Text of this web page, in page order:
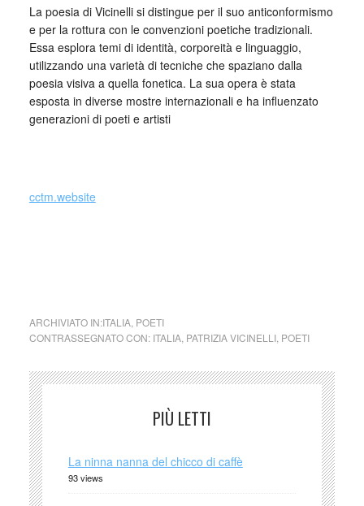
La poesia di Vicinelli si distingue per il suo anticonformismo
e per la rottura con le convenzioni poetiche tradizionali.
Essa esplora temi di identità, corporeità e linguaggio,
utilizzando una varietà di tecniche che spaziano dalla
poesia visiva a quella fonetica. La sua opera è stata
esposta in diverse mostre internazionali e ha influenzato
generazioni di poeti e artisti
cctm.website
ARCHIVIATO IN:ITALIA, POETI
CONTRASSEGNATO CON: ITALIA, PATRIZIA VICINELLI, POETI
PIÙ LETTI
La ninna nanna del chicco di caffè
93 views